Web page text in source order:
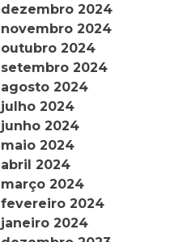
dezembro 2024
novembro 2024
outubro 2024
setembro 2024
agosto 2024
julho 2024
junho 2024
maio 2024
abril 2024
março 2024
fevereiro 2024
janeiro 2024